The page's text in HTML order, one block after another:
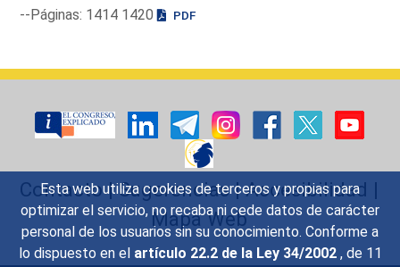
Esta web utiliza cookies de terceros y propias para
optimizar el servicio, no recaba ni cede datos de carácter
personal de los usuarios sin su conocimiento. Conforme a
lo dispuesto en el artículo 22.2 de la Ley 34/2002 , de 11
--Páginas: 1414 1420
PDF
Contacto|Sugerencias|Accesibilidad |
Mapa Web